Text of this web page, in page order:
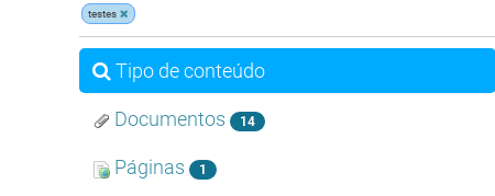
testes
Tipo de conteúdo
Documentos 14
Páginas 1